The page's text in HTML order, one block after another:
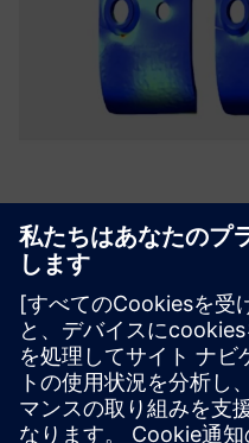
高度な損傷
課題：設計および稼働中
ブリにおける亀裂伝播分析
解決策：レベルセット機
化されたMorfeo/Crack
結果：亀裂経路の自動予